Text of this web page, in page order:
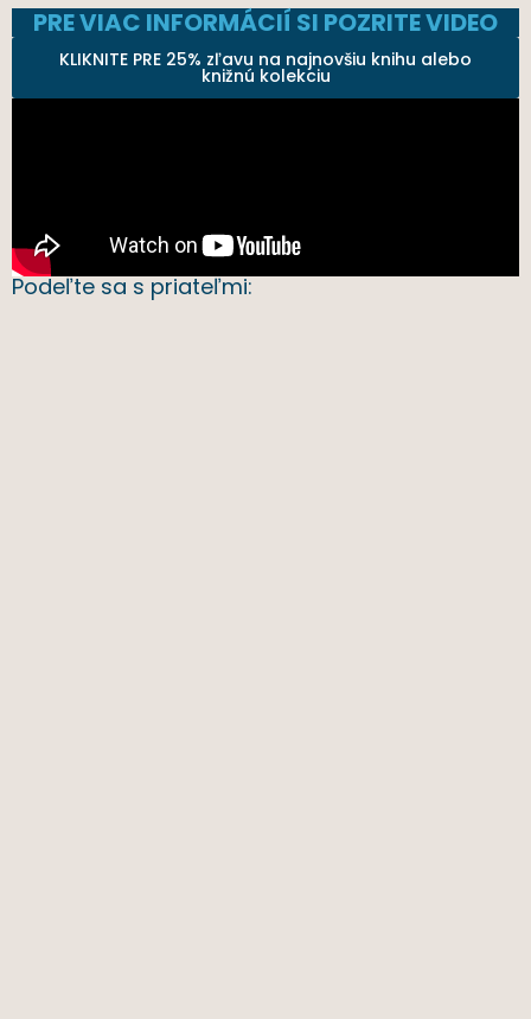
PRE VIAC INFORMÁCIÍ SI POZRITE VIDEO
KLIKNITE PRE 25% zľavu na najnovšiu knihu alebo
knižnú kolekciu
Podeľte sa s priateľmi: